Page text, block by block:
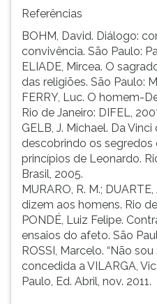
Referências
BOHM, David. Diálogo:
convivência. São Paulo:
ELIADE, Mircea. O
das religiões. São Paulo:
FERRY, Luc. O homem-
Rio de Janeiro: DIFEL,
GELB, J. Michael. Da
descobrindo os segredos
princípios de Leonardo.
Brasil, 2005.
MURARO, R. M.;
dizem aos homens. Rio
PONDÉ, Luiz Felipe.
ensaios do afeto. São
ROSSI, Marcelo. “Não
concedida a VILARGA,
Paulo, Ed. Abril, nov. 2011.